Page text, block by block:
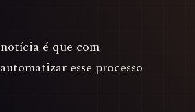
é que com
esse processo